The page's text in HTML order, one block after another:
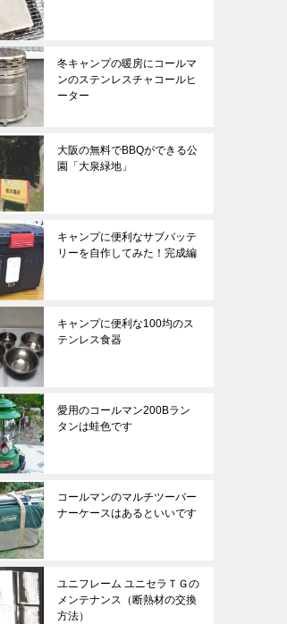
冬キャンプの暖房にコールマ
ンのステンレスチャコールヒ
ーター
大阪の無料でBBQができる公
園「大泉緑地」
キャンプに便利なサブバッテ
リーを自作してみた！完成編
キャンプに便利な100均のス
テンレス食器
愛用のコールマン200Bラン
タンは蛙色です
コールマンのマルチツーバー
ナーケースはあるといいです
ユニフレーム ユニセラＴＧの
メンテナンス（断熱材の交換
方法）